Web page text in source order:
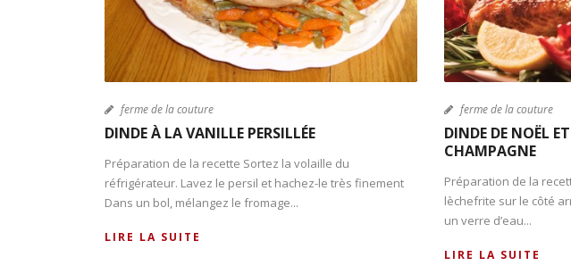
ferme de la couture
DINDE À LA VANILLE PERSILLÉE
Préparation de la recette Sortez la volaille du
réfrigérateur. Lavez le persil et hachez-le très finement
Dans un bol, mélangez le fromage...
LIRE LA SUITE
ferme de la couture
DINDE DE NOËL
CHAMPAGNE
Préparation de la
lèchefrite sur le côté
un verre d’eau...
LIRE LA SUITE